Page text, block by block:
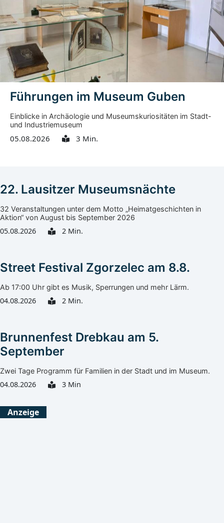
Führungen im Museum Guben
Einblicke in Archäologie und Museumskuriositäten im Stadt-
und Industriemuseum
05.08.2026 3 Min.
22. Lausitzer Museumsnächte
32 Veranstaltungen unter dem Motto „Heimatgeschichten in
Aktion“ von August bis September 2026
05.08.2026 2 Min.
Street Festival Zgorzelec am 8.8.
Ab 17:00 Uhr gibt es Musik, Sperrungen und mehr Lärm.
04.08.2026 2 Min.
Brunnenfest Drebkau am 5.
September
Zwei Tage Programm für Familien in der Stadt und im Museum.
04.08.2026 3 Min
Anzeige
Görlitz
Heute